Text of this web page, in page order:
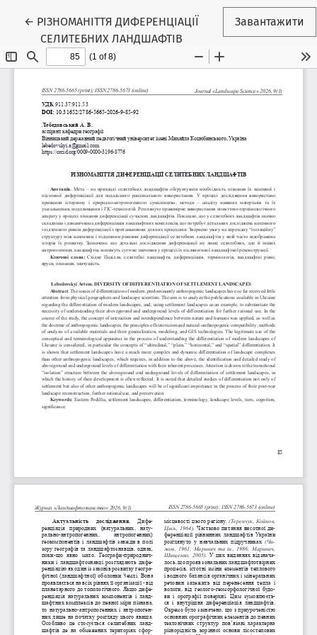
← Повернутися до подробиць статті
РІЗНОМАНІТТЯ ДИФЕРЕНЦІАЦІЇ
СЕЛИТЕБНИХ ЛАНДШАФТІВ
Завантажити